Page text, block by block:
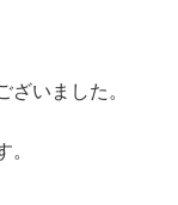
いました。